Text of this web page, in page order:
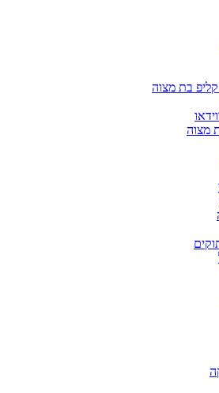
קליפ בת מצוה
מצוה